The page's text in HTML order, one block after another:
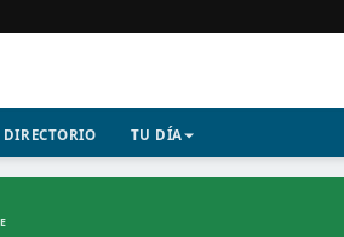
DIRECTORIO TU DÍA